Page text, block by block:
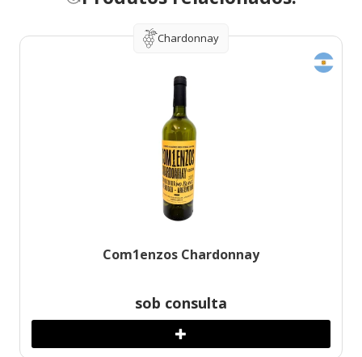
Chardonnay
Com1enzos Chardonnay
sob consulta